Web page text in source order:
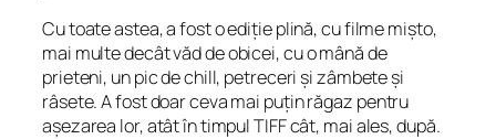
Cu toate astea, a fost o ediție plină, cu filme mișto,
mai multe decât văd de obicei, cu o mână de
prieteni, un pic de chill, petreceri și zâmbete și
râsete. A fost doar ceva mai puțin răgaz pentru
așezarea lor, atât în timpul TIFF cât, mai ales, după.